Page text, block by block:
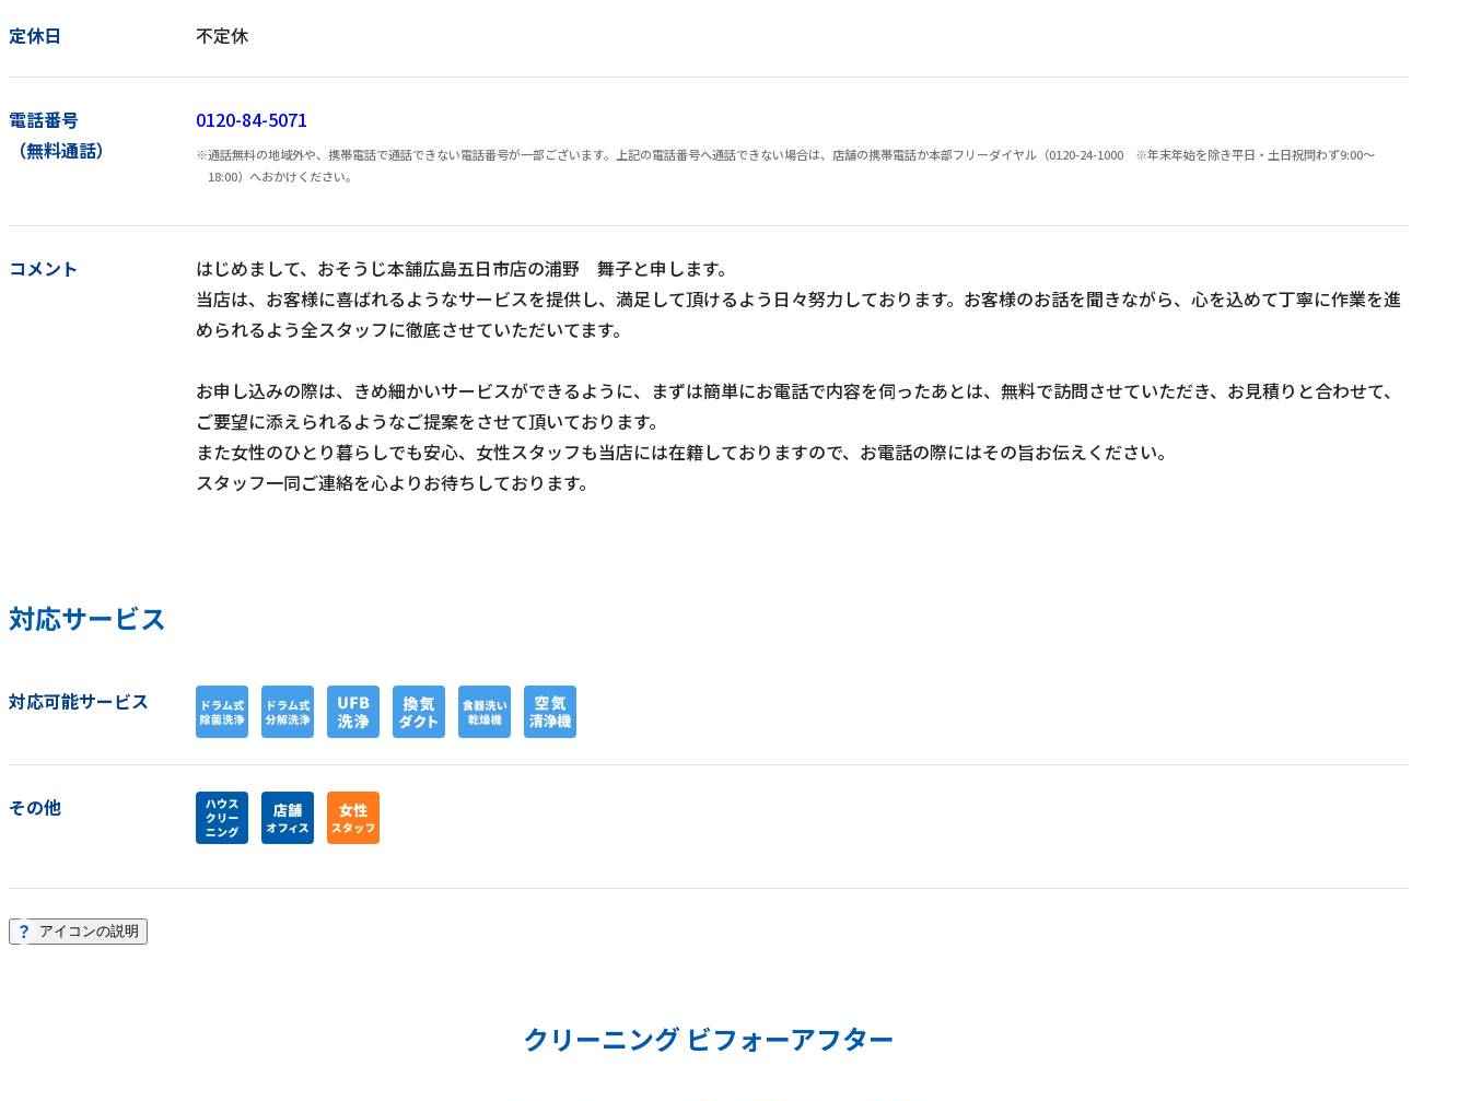
定休日 不定休
電話番号
（無料通話）
0120-84-5071
通話無料の地域外や、携帯電話で通話できない電話番号が一部ございます。上記の電話番号へ通話できない場合は、店舗の携帯電話か本部フリーダイヤル（0120-24-1000 ※年末年始を除き平日・土日祝問わず9:00～
18:00）へおかけください。
コメント
はじめまして、おそうじ本舗広島五日市店の浦野 舞子と申します。
当店は、お客様に喜ばれるようなサービスを提供し、満足して頂けるよう日々努力しております。お客様のお話を聞きながら、心を込めて丁寧に作業を進
められるよう全スタッフに徹底させていただいてます。
お申し込みの際は、きめ細かいサービスができるように、まずは簡単にお電話で内容を伺ったあとは、無料で訪問させていただき、お見積りと合わせて、
ご要望に添えられるようなご提案をさせて頂いております。
また女性のひとり暮らしでも安心、女性スタッフも当店には在籍しておりますので、お電話の際にはその旨お伝えください。
スタッフ一同ご連絡を心よりお待ちしております。
対応サービス
対応可能サービス
その他
アイコンの説明
クリーニング ビフォーアフター